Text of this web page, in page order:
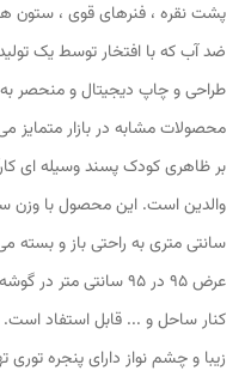
پشت نقره ، فنرهای قوی ، ستون
ضد آب که با افتخار توسط یک
طراحی و چاپ دیجیتال و منحصر
محصولات مشابه در بازار
بر ظاهری کودک پسند وسیله ای
عرض 95 در 95 سانتی
کنار ساحل و ... قابل استفاد
زیبا و چشم نواز دارای پنجره توری